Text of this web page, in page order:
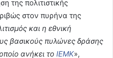
της πολιτιστικής
στον πυρήνα της
και η εθνική
βασικούς πυλώνες δράσης
ανήκει το ΙΕΜΚ»,